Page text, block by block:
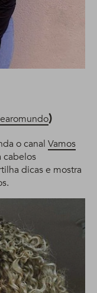
)
o canal Vamos
cabelos
dicas e mostra